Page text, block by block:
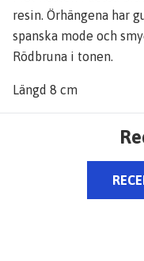
resin. Örhängena har
spanska mode och
Rödbruna i tonen.
Längd 8 cm